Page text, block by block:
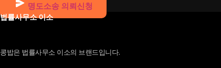
명도소송 의뢰신청
법률사무소 이소
콩밥은 법률사무소 이소의 브랜드입니다.